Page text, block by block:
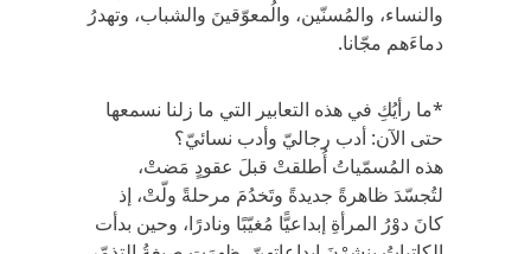
والنساء، والمُسنّين، والُمعوّقينَ والشباب، وتهدرُ
دماءَهم مجّانا.
*ما رأيُكِ في هذه التعابير التي ما زلنا نسمعها
حتى الآن: أدب رجاليّ وأدب نسائيّ؟
هذه المُسمّياتُ أُطلقتْ قبلَ عقودٍ مَضتْ،
لتُجسّدَ ظاهرةً جديدةً وتَخدُمَ مرحلةً ولّتْ، إذ
كانَ دوْرُ المرأةِ إبداعيًّا مُغيّبًا ونادرًا، وحين بدأت